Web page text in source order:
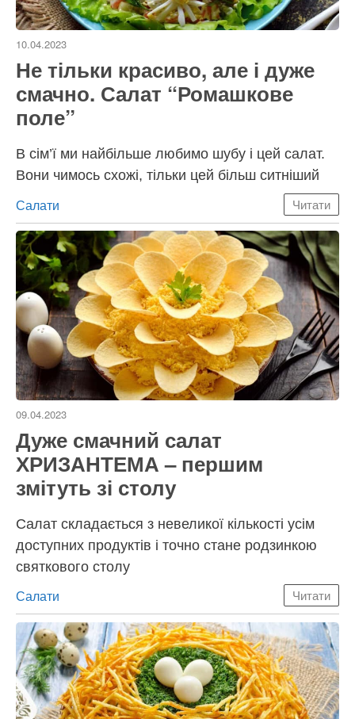
10.04.2023
Не тільки красиво, але і дуже
смачно. Салат “Ромашкове
поле”
В сім’ї ми найбільше любимо шубу і цей салат.
Вони чимось схожі, тільки цей більш ситніший
Категорії
Салати Читати
09.04.2023
Дуже смачний салат
ХРИЗАНТЕМА – першим
змітуть зі столу
Салат складається з невеликої кількості усім
доступних продуктів і точно стане родзинкою
святкового столу
Категорії
Салати Читати